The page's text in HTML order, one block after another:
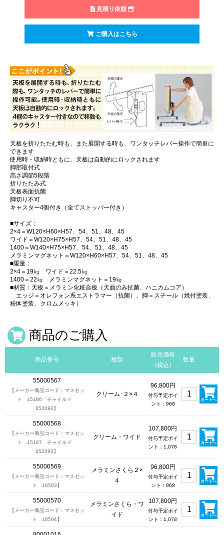
見積り依頼
ご購入はこちら
天板を折りたたむ時も、また展開する時も、ワンタッチレバー操作で簡単に
できます
使用時・収納時ともに、天板は自動的にロックされます
脚部取付式
高さ調節5段階
折りたたみ式
天板表面抗菌
脚切り不可
キャスター4個付き（全てストッパー付き）
■サイズ：
2×4＝W120×H60×H57、54、51、48、45
ワイド＝W120×H75×H57、54、51、48、45
1400＝W140×H75×H57、54、51、48、45
メラミンマグネット＝W120×H60×H57、54、51、48、45
■重量：
2×4＝19㎏ ワイド＝22.5㎏
1400＝22㎏ メラミンマグネット＝19㎏
■材質：天板＝メラミン化粧合板（天面のみ抗菌、ハニカムコア）
エッジ＝オレフォン系エストラマー（抗菌）、脚＝スチール（焼付塗装、
粉体塗装、クロムメッキ）
商品のご購入
商品番号 種類
販売価格
（税込）
数量
55000567
【メーカー商品コード：マスセッ
ト 15186 チャイルド
652092】
クリーム･２×４
96,800円
付与予定ポイ
ント：968
カートへ
55000568
【メーカー商品コード：マスセッ
ト 15187 チャイルド
652093】
クリーム・ワイド
107,800円
付与予定ポイ
ント：1,078
カートへ
55000569
【メーカー商品コード：マスセッ
ト 16503】
メラミンさくら２×
４
96,800円
付与予定ポイ
ント：968
カートへ
55000570
【メーカー商品コード：マスセッ
ト 16504】
メラミンさくら・ワ
イド
107,800円
付与予定ポイ
ント：1,078
カートへ